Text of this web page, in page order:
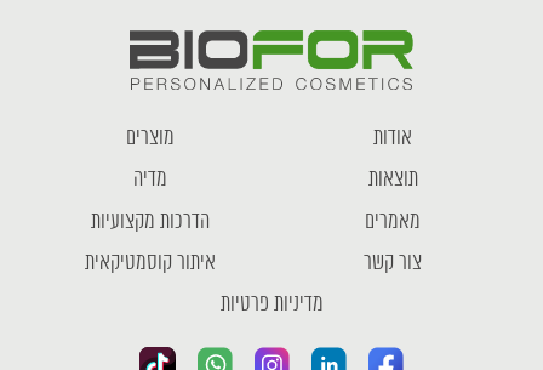
אודות
מוצרים
תוצאות
מדיה
מאמרים
הדרכות מקצועיות
צור קשר
איתור קוסמטיקאית
מדיניות פרטיות